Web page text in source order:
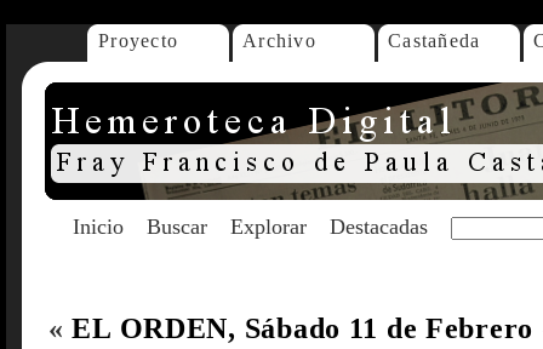
Proyecto Archivo Castañeda
Inicio Buscar Explorar Destacadas
« EL ORDEN, Sábado 11 de